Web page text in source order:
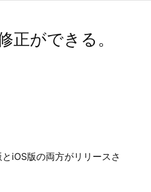
正ができる。
iOS版の両方がリリースさ